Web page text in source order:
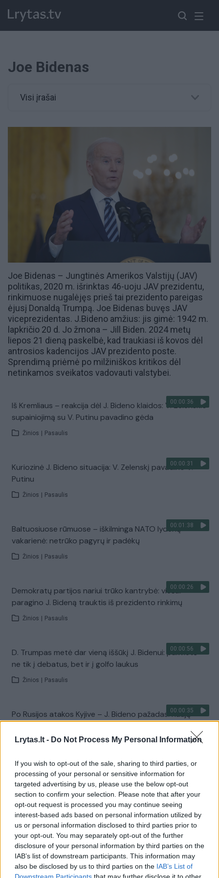
Lrytas.lt - Do Not Process My Personal Information
If you wish to opt-out of the sale, sharing to third parties, or
processing of your personal or sensitive information for
targeted advertising by us, please use the below opt-out
section to confirm your selection. Please note that after your
opt-out request is processed you may continue seeing
interest-based ads based on personal information utilized by
us or personal information disclosed to third parties prior to
your opt-out. You may separately opt-out of the further
disclosure of your personal information by third parties on the
IAB’s list of downstream participants. This information may
also be disclosed by us to third parties on the IAB’s List of
Downstream Participants that may further disclose it to other
Joe Bidenas
Visi įrašai
Joe Bidenas – Jungtinės Amerikos Valstijų (JAV)
politikas, 2020 m. išrinktas 46-uoju JAV prezidentu,
rinkimuose nugalėjęs prieš tai prezidento pareigas
ėjusį Donaldą Trumpą. Joe Bidenas buvęs JAV
viceprezidentas. J.Bideno amžius: jis gimė: 1942 m.
lapkričio 20 d. Jo žmona – Jill Biden. 2024 metų
liepos 21 dieną paskelbė, kad traukiasi iš kovos dėl
antrosios kadencijos JAV prezidento poste.
Sprendimą priėmė po milžiniškos kritikos dėl
netinkamos sveikatos vadovauti valstybei.
00:00:36
Iš Kremliaus – reakcija dėl J. Bideno klaidos: V. Zelenskio
supainiojimą su V. Putinu pavadino gėda
Žinios Pasaulis
00:00:31
Kuriozinė J. Bideno situacija: V. Zelenskį pavadino V.
Putinu
Žinios Pasaulis
00:01:38
Baltuosiuose rūmuose – iškilminga NATO lyderių
vakarienė: netrūko pagyrų ir padėkų
Žinios Pasaulis
00:00:26
Demokratų partijos nariui trūko kantrybė: viešai
paragino J. Bideną trauktis iš prezidento rinkimų
Žinios Pasaulis
00:00:56
D. Trumpas metė dar vieną iššūkį J. Bidenui: pakvietė
ne tik į debatus, bet ir į golfo laukus
Žinios Pasaulis
00:00:35
Po Rusijos atakos Kyjive – J. Bideno pažadas: naują
Žinios | Pasaulis
00:00:56
J. Bidenas pareiškė liksiąs rinkiminėje kovoje:
pasirodymą debatuose teisina bloga savijauta
Žinios | Pasaulis
00:03:58
Nors J. Bidenas debatuose buvo sumaltas į miltus,
politologui užkliuvo ir D. Trumpas: jo faktai nėra tikslūs
Žinios | Pasaulis